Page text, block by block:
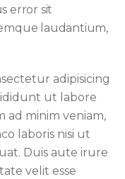
error sit
laudantium,
adipisicing
ut labore
ad minim veniam,
laboris nisi ut
Duis aute irure
velit esse